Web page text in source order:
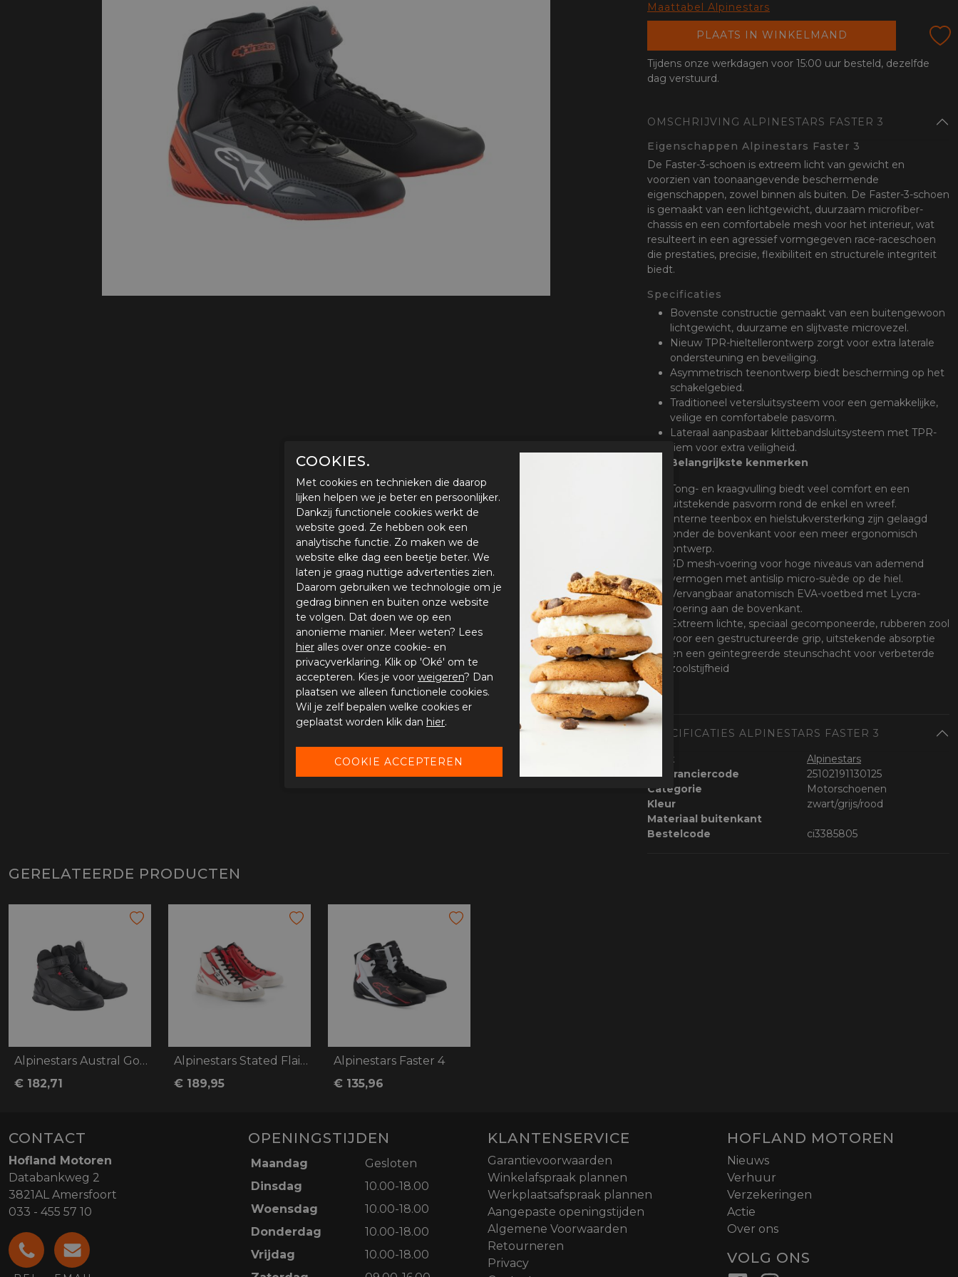
Sloten
Telefoon
Maattabel Alpinestars
PLAATS IN WINKELMAND
Tijdens onze werkdagen voor 15:00 uur besteld, dezelfde
dag verstuurd.
OMSCHRIJVING ALPINESTARS FASTER 3
Eigenschappen Alpinestars Faster 3
De Faster-3-schoen is extreem licht van gewicht en
voorzien van toonaangevende beschermende
eigenschappen, zowel binnen als buiten. De Faster-3-schoen
is gemaakt van een lichtgewicht, duurzaam microfiber-
chassis en een comfortabele mesh voor het interieur, wat
resulteert in een agressief vormgegeven race-raceschoen
die prestaties, precisie, flexibiliteit en structurele integriteit
biedt.
Specificaties
Bovenste constructie gemaakt van een buitengewoon
lichtgewicht, duurzame en slijtvaste microvezel.
Nieuw TPR-hieltellerontwerp zorgt voor extra laterale
ondersteuning en beveiliging.
Asymmetrisch teenontwerp biedt bescherming op het
schakelgebied.
Traditioneel vetersluitsysteem voor een gemakkelijke,
veilige en comfortabele pasvorm.
Lateraal aanpasbaar klittebandsluitsysteem met TPR-
riem voor extra veiligheid.
Belangrijkste kenmerken
Tong- en kraagvulling biedt veel comfort en een
uitstekende pasvorm rond de enkel en wreef.
Interne teenbox en hielstukversterking zijn gelaagd
onder de bovenkant voor een meer ergonomisch
ontwerp.
3D mesh-voering voor hoge niveaus van ademend
vermogen met antislip micro-suède op de hiel.
Vervangbaar anatomisch EVA-voetbed met Lycra-
voering aan de bovenkant.
Extreem lichte, speciaal gecomponeerde, rubberen zool
voor een gestructureerde grip, uitstekende absorptie
en een geïntegreerde steunschacht voor verbeterde
zoolstijfheid
SPECIFICATIES ALPINESTARS FASTER 3
Merk
Alpinestars
Leveranciercode
25102191130125
Categorie
Motorschoenen
Kleur
zwart/grijs/rood
Materiaal buitenkant
Bestelcode
ci3385805
GERELATEERDE PRODUCTEN
Alpinestars Austral Gore-Tex
€ 182,71
Alpinestars Stated Flair Shoes
€ 189,95
Alpinestars Faster 4
€ 135,96
CONTACT
Hofland Motoren
Databankweg 2
3821AL Amersfoort
033 - 455 57 10
OPENINGSTIJDEN
Maandag
Gesloten
Dinsdag
10.00-18.00
Woensdag
10.00-18.00
Donderdag
10.00-18.00
Vrijdag
10.00-18.00
KLANTENSERVICE
Garantievoorwaarden
Winkelafspraak plannen
Werkplaatsafspraak plannen
Aangepaste openingstijden
Algemene Voorwaarden
Retourneren
Privacy
HOFLAND MOTOREN
Nieuws
Verhuur
Verzekeringen
Actie
Over ons
VOLG ONS
COOKIES.
Met cookies en technieken die daarop
lijken helpen we je beter en persoonlijker.
Dankzij functionele cookies werkt de
website goed. Ze hebben ook een
analytische functie. Zo maken we de
website elke dag een beetje beter. We
laten je graag nuttige advertenties zien.
Daarom gebruiken we technologie om je
gedrag binnen en buiten onze website
te volgen. Dat doen we op een
anonieme manier. Meer weten? Lees
hier alles over onze cookie- en
privacyverklaring. Klik op 'Oké' om te
accepteren. Kies je voor weigeren? Dan
plaatsen we alleen functionele cookies.
Wil je zelf bepalen welke cookies er
geplaatst worden klik dan hier.